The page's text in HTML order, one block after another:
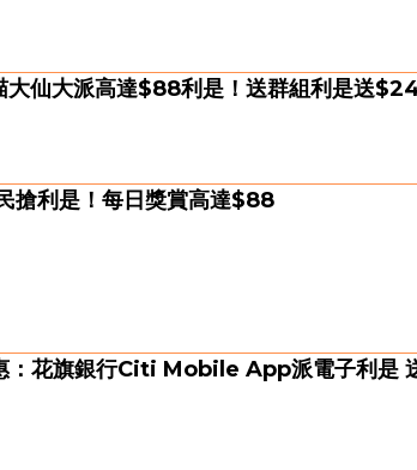
仙大派高達$88利是！送群組利是送
搶利是！每日獎賞高達$88
：花旗銀行Citi Mobile App派電子利是